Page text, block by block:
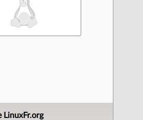
LinuxFr.org